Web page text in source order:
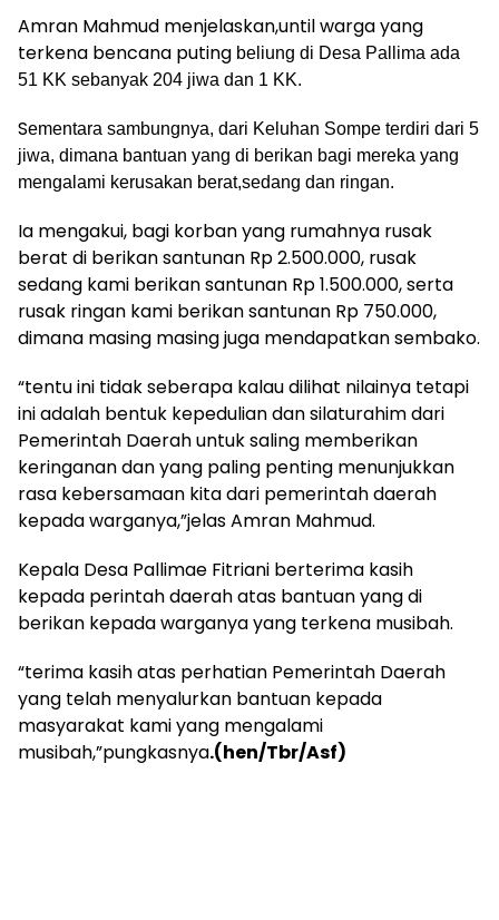
Amran Mahmud menjelaskan,until warga yang
terkena bencana puting beliung di Desa Pallima ada
51 KK sebanyak 204 jiwa dan 1 KK.
Sementara sambungnya, dari Keluhan Sompe terdiri dari 5
jiwa, dimana bantuan yang di berikan bagi mereka yang
mengalami kerusakan berat,sedang dan ringan.
Ia mengakui, bagi korban yang rumahnya rusak
berat di berikan santunan Rp 2.500.000, rusak
sedang kami berikan santunan Rp 1.500.000, serta
rusak ringan kami berikan santunan Rp 750.000,
dimana masing masing juga mendapatkan sembako.
“tentu ini tidak seberapa kalau dilihat nilainya tetapi
ini adalah bentuk kepedulian dan silaturahim dari
Pemerintah Daerah untuk saling memberikan
keringanan dan yang paling penting menunjukkan
rasa kebersamaan kita dari pemerintah daerah
kepada warganya,”jelas Amran Mahmud.
Kepala Desa Pallimae Fitriani berterima kasih
kepada perintah daerah atas bantuan yang di
berikan kepada warganya yang terkena musibah.
“terima kasih atas perhatian Pemerintah Daerah
yang telah menyalurkan bantuan kepada
masyarakat kami yang mengalami
musibah,”pungkasnya.(hen/Tbr/Asf)